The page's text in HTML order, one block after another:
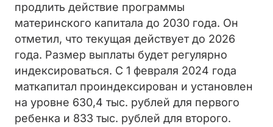
продлить действие программы
материнского капитала до 2030 года. Он
отметил, что текущая действует до 2026
года. Размер выплаты будет регулярно
индексироваться. С 1 февраля 2024 года
маткапитал проиндексирован и установлен
на уровне 630,4 тыс. рублей для первого
ребенка и 833 тыс. рублей для второго.